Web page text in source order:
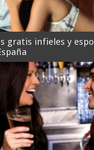
gratis infieles y